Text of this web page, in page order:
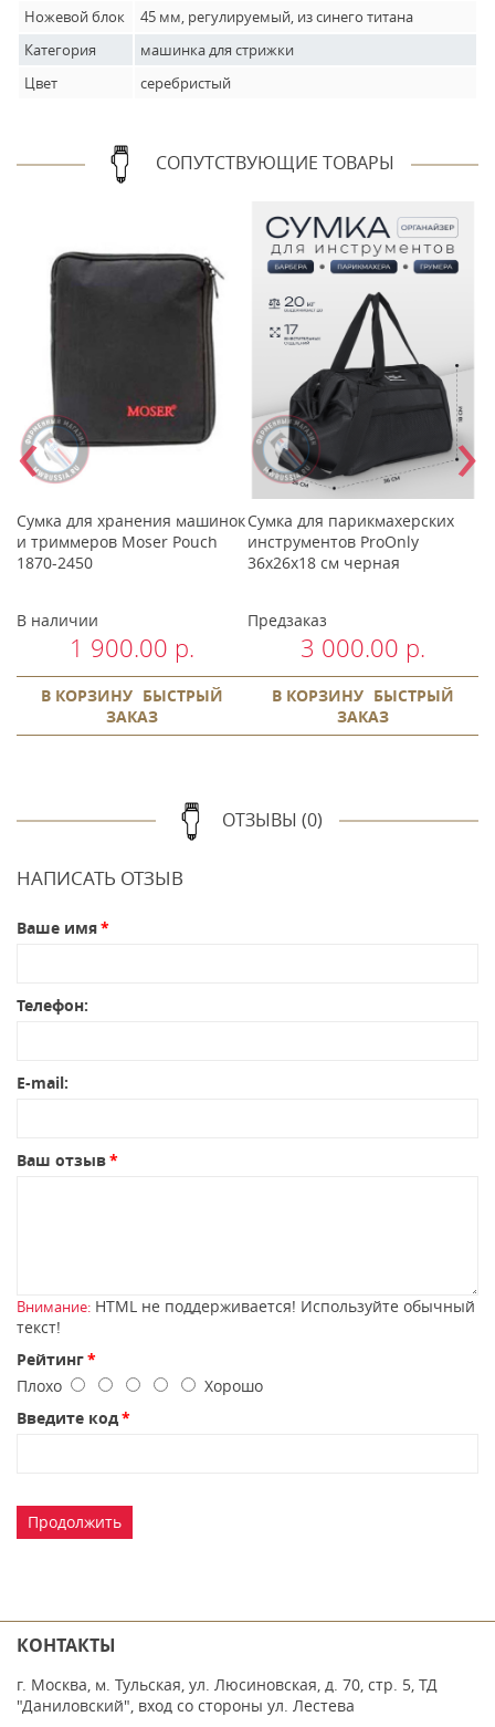
Ножевой блок
45 мм, регулируемый, из синего титана
Категория
машинка для стрижки
Цвет
серебристый
СОПУТСТВУЮЩИЕ ТОВАРЫ
Сумка для хранения машинок
и триммеров Moser Pouch
1870-2450
В наличии
1 900.00 р.
В КОРЗИНУ БЫСТРЫЙ
ЗАКАЗ
Сумка для парикмахерских
инструментов ProOnly
36x26x18 см черная
Предзаказ
3 000.00 р.
В КОРЗИНУ БЫСТРЫЙ
ЗАКАЗ
‹ ›
ОТЗЫВЫ (0)
НАПИСАТЬ ОТЗЫВ
Ваше имя
Телефон:
E-mail:
Ваш отзыв
Внимание: HTML не поддерживается! Используйте обычный
текст!
Рейтинг
Плохо
Хорошо
Введите код
Продолжить
КОНТАКТЫ
г. Москва, м. Тульская, ул. Люсиновская, д. 70, стр. 5, ТД
"Даниловский", вход со стороны ул. Лестева